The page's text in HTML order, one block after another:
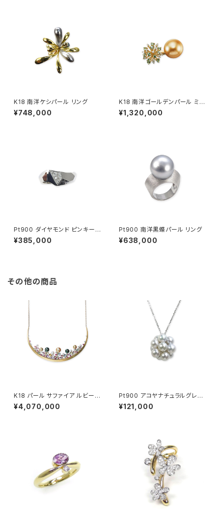
K18 南洋ケシパール リング
¥748,000
K18 南洋ゴールデンパール ミン
トガーネット ダイヤモンド リン
グ
¥1,320,000
Pt900 ダイヤモンド ピンキーリ
ング
¥385,000
Pt900 南洋黒蝶パール リング
¥638,000
その他の商品
K18 パール サファイア ルビー
ダイヤモンド ネックレス
¥4,070,000
Pt900 アコヤナチュラルグレー
パール ペンダントトップ
¥121,000